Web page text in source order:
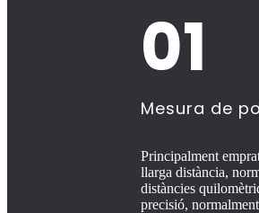
01
Mesura de
Principalment
llarga distància,
distàncies
precisió,